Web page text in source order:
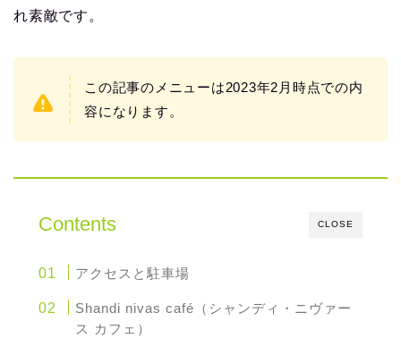
れ素敵です。
この記事のメニューは2023年2月時点での内
容になります。
CLOSE
Contents
アクセスと駐車場
Shandi nivas café（シャンディ・ニヴァー
ス カフェ）